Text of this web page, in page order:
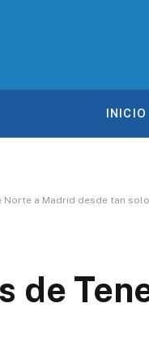
INICIO
a Madrid desde tan
de